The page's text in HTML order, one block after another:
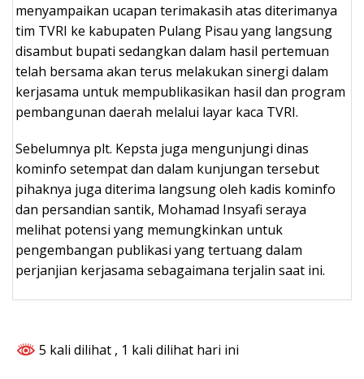
menyampaikan ucapan terimakasih atas diterimanya
tim TVRI ke kabupaten Pulang Pisau yang langsung
disambut bupati sedangkan dalam hasil pertemuan
telah bersama akan terus melakukan sinergi dalam
kerjasama untuk mempublikasikan hasil dan program
pembangunan daerah melalui layar kaca TVRI.
Sebelumnya plt. Kepsta juga mengunjungi dinas
kominfo setempat dan dalam kunjungan tersebut
pihaknya juga diterima langsung oleh kadis kominfo
dan persandian santik, Mohamad Insyafi seraya
melihat potensi yang memungkinkan untuk
pengembangan publikasi yang tertuang dalam
perjanjian kerjasama sebagaimana terjalin saat ini.
5 kali dilihat , 1 kali dilihat hari ini